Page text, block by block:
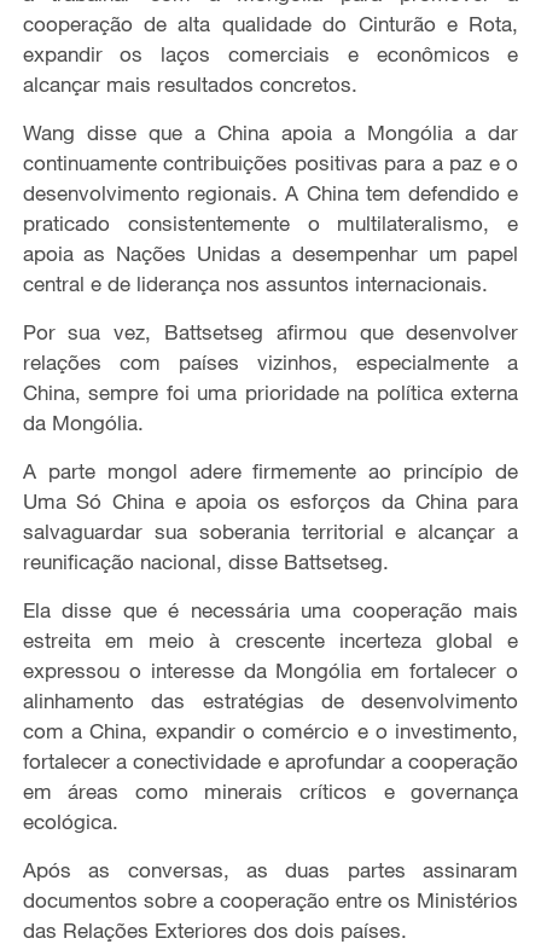
cooperação de alta qualidade do Cinturão e Rota,
expandir os laços comerciais e econômicos e
alcançar mais resultados concretos.
Wang disse que a China apoia a Mongólia a dar
continuamente contribuições positivas para a paz e o
desenvolvimento regionais. A China tem defendido e
praticado consistentemente o multilateralismo, e
apoia as Nações Unidas a desempenhar um papel
central e de liderança nos assuntos internacionais.
Por sua vez, Battsetseg afirmou que desenvolver
relações com países vizinhos, especialmente a
China, sempre foi uma prioridade na política externa
da Mongólia.
A parte mongol adere firmemente ao princípio de
Uma Só China e apoia os esforços da China para
salvaguardar sua soberania territorial e alcançar a
reunificação nacional, disse Battsetseg.
Ela disse que é necessária uma cooperação mais
estreita em meio à crescente incerteza global e
expressou o interesse da Mongólia em fortalecer o
alinhamento das estratégias de desenvolvimento
com a China, expandir o comércio e o investimento,
fortalecer a conectividade e aprofundar a cooperação
em áreas como minerais críticos e governança
ecológica.
Após as conversas, as duas partes assinaram
documentos sobre a cooperação entre os Ministérios
das Relações Exteriores dos dois países.